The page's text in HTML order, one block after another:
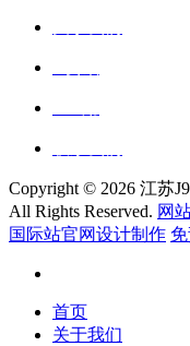
Copyright © 2026 江苏
All Rights Reserved. 网
国际站官网设计制作
首页
关于我们